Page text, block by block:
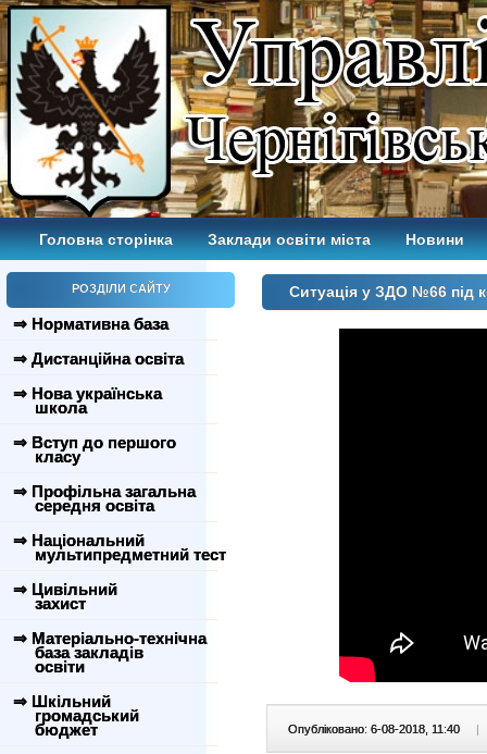
Головна сторінка Заклади освіти міста Новини
РОЗДІЛИ САЙТУ
⇒ Нормативна база
⇒ Дистанційна освіта
⇒ Нова українська
школа
⇒ Вступ до першого
класу
⇒ Профільна загальна
середня освіта
⇒ Національний
мультипредметний тест
⇒ Цивільний
захист
⇒ Матеріально-технічна
база закладів
освіти
⇒ Шкільний
громадський
бюджет
Ситуація у ЗДО №66 під
Опубліковано: 6-08-2018, 11:40 |